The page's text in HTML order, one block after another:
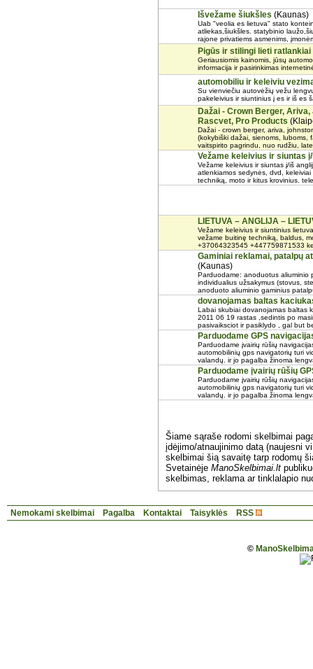
Išvežame šiukšles (Kaunas)
Uab "veolia es lietuva" stato
atliekas,šiukšles. statybinio
rajone privatiems asmenims,
Pigūs ir stilingi lieti ratlankiai
Geriausiomis kainomis, jūsų
informacija ir pasirinkimas
automobiliu ir keleiviu
Su vienviečiu autovėžių vežu
pakeleivius ir siuntinius į es ir iš es
Dažai - Crown Berger,
Rascvet, Pro Products
Dažai - crown berger, ariva,
(kokybiški dažai, sienoms,
vaitspirito pagrindu, nuo rudžiu,
Vežame keleivius ir siuntas
Vežame keleivius ir siuntas į/iš
atlenkiamos sedynės, dvd,
techniką, moto ir kitus krovinius.
LIETUVA – ANGLIJA –
Vežame keleivius ir siuntinius
vežame buitinę techniką, baldus,
+37064323545 +447759871533
Gaminiai reklamai, patalpų
(Kaunas)
Parduodame: anoduotus aliuminio
individualius užsakymus (stovus,
anoduoto aliuminio gaminius
dovanojamas baltas
Labai skubiai dovanojamas baltas
2011 06 19 rastas ,sedintis po
pasivaiksciot ir pasiklydo , gal but
Parduodame GPS
Parduodame įvairių rūšių
automobilinių gps navigatorių turi
valandų. ir jo pagalba žinoma
Parduodame įvairių rūšių
Parduodame įvairių rūšių
automobilinių gps navigatorių turi
valandų. ir jo pagalba žinoma
Šiame sąraše rodomi skelbimai
įdėjimo/atnaujinimo datą (naujesni
skelbimai šią savaitę tarp rodomų
Svetainėje ManoSkelbimai.lt
skelbimas, reklama ar tinklalapio
Nemokami skelbimai Pagalba Kontaktai Taisyklės RSS
©